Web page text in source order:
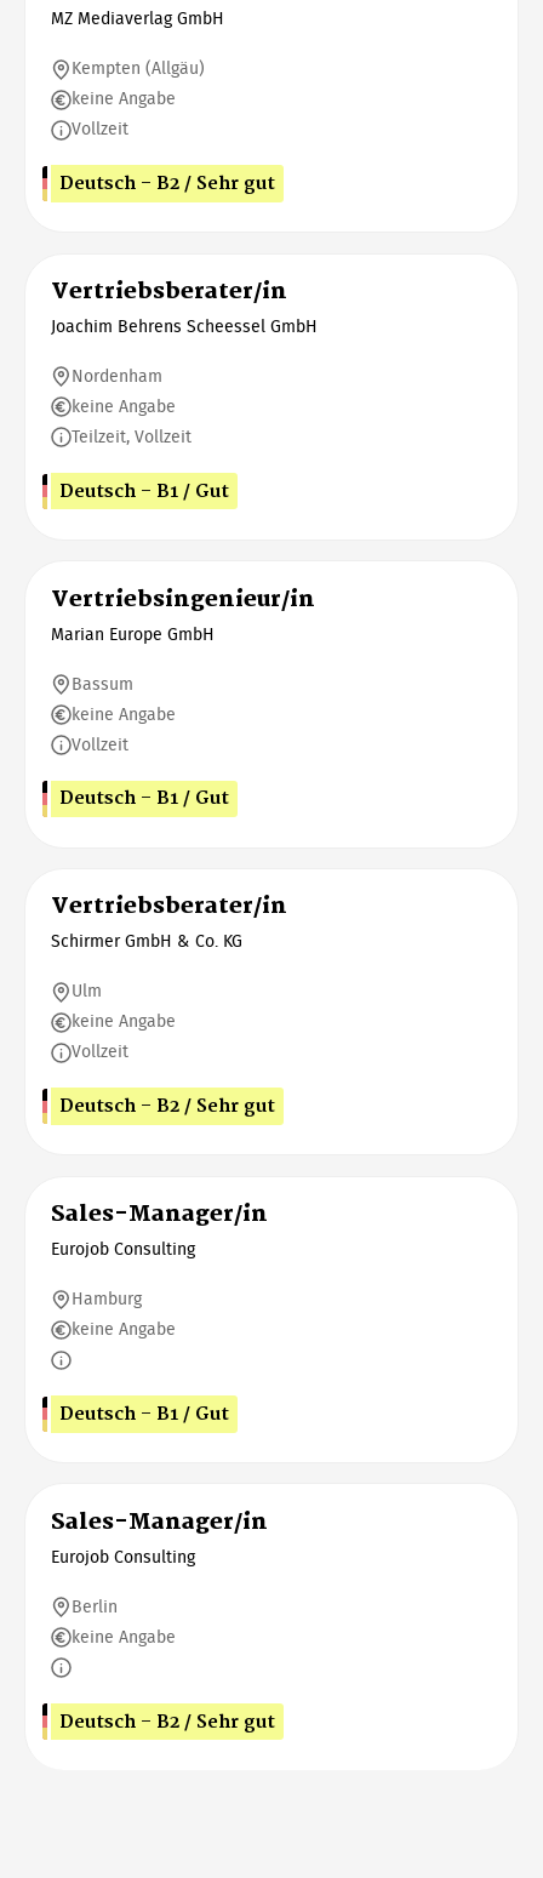
MZ Mediaverlag GmbH
Kempten (Allgäu)
keine Angabe
Vollzeit
Deutsch - B2 / Sehr gut
Vertriebsberater/in
Joachim Behrens Scheessel GmbH
Nordenham
keine Angabe
Teilzeit, Vollzeit
Deutsch - B1 / Gut
Vertriebsingenieur/in
Marian Europe GmbH
Bassum
keine Angabe
Vollzeit
Deutsch - B1 / Gut
Vertriebsberater/in
Schirmer GmbH & Co. KG
Ulm
keine Angabe
Vollzeit
Deutsch - B2 / Sehr gut
Sales-Manager/in
Eurojob Consulting
Hamburg
keine Angabe
Deutsch - B1 / Gut
Sales-Manager/in
Eurojob Consulting
Berlin
keine Angabe
Deutsch - B2 / Sehr gut